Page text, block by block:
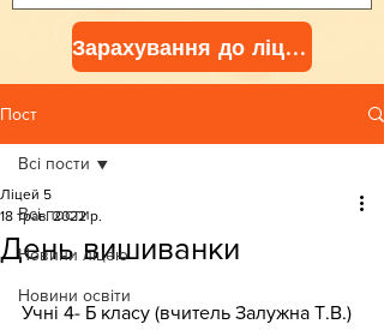
Зарахування до ліцею
Пост
Всі пости
Новини ліцею
Новини освіти
Всі пости
День вишиванки
Ліцей 5
18 трав. 2022 р.
Учні 4- Б класу (вчитель Залужна Т.В.)